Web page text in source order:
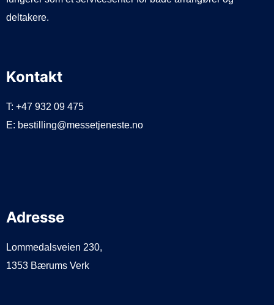
deltakere.
Kontakt
T: +47 932 09 475
E: bestilling@messetjeneste.no
Adresse
Lommedalsveien 230,
1353 Bærums Verk